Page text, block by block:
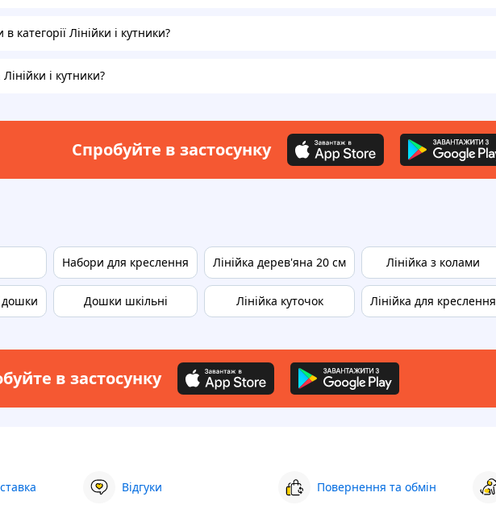
категорії Лінійки і кутники?
і кутники?
Спробуйте в застосунку
дошки
Набори для креслення
Дошки шкільні
Лінійка дерев'яна 20 см
Лінійка куточок
Лінійка з колами
Лінійка для креслення
в застосунку
Відгуки Повернення та обмін